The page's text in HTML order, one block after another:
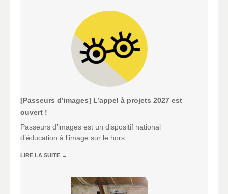
[Passeurs d’images] L’appel à projets 2027 est
ouvert !
Passeurs d’images est un dispositif national
d’éducation à l’image sur le hors
LIRE LA SUITE →